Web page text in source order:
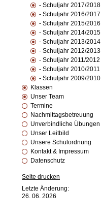
- Schuljahr 2017/2018
- Schuljahr 2016/2017
- Schuljahr 2015/2016
- Schuljahr 2014/2015
- Schuljahr 2013/2014
- Schuljahr 2012/2013
- Schuljahr 2011/2012
- Schuljahr 2010/2011
- Schuljahr 2009/2010
Klassen
Unser Team
Termine
Nachmittagsbetreuung
Unverbindliche Übungen
Unser Leitbild
Unsere Schulordnung
Kontakt & Impressum
Datenschutz
Seite drucken
Letzte Änderung:
26. 06. 2026